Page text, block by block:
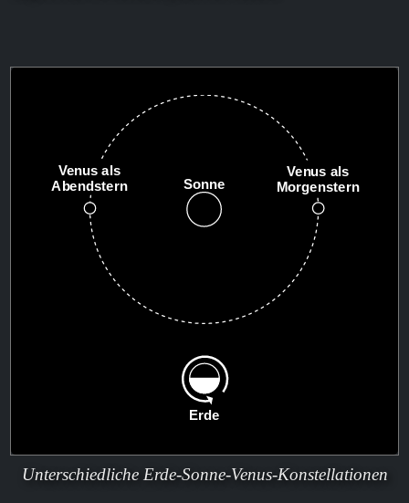
Unterschiedliche Erde-Sonne-Venus-Konstellationen